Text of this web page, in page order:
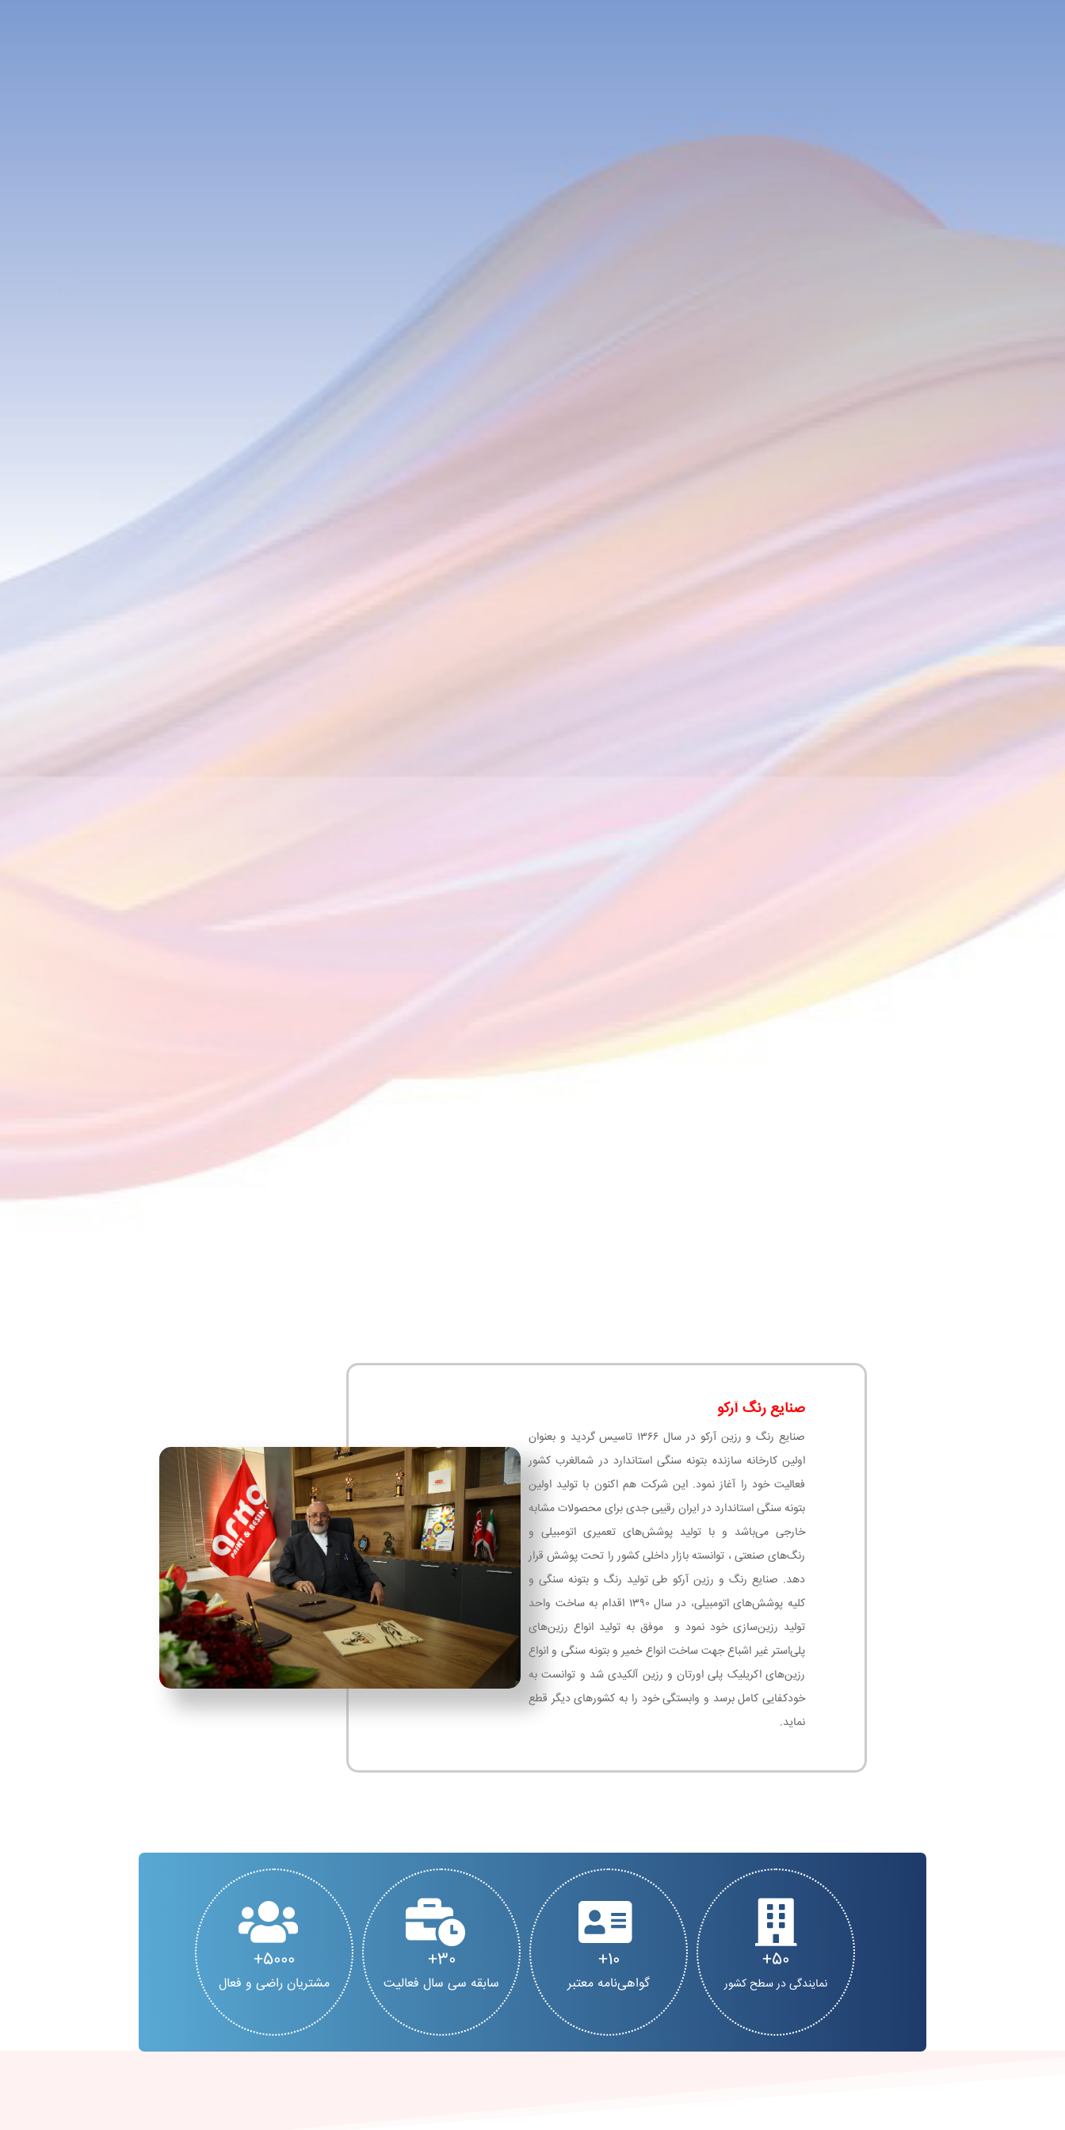
صنایع رنگ آرکو
صنایع رنگ و رزین آرکو در سال ۱۳۶۶ تاسیس گردید و بعنوان
اولین کارخانه سازنده بتونه سنگی استاندارد در شمالغرب کشور
فعالیت خود را آغاز نمود. این شرکت هم اکنون با تولید اولین
بتونه سنگی استاندارد در ایران رقیبی جدی برای محصولات مشابه
خارجی می‌باشد و با تولید پوشش‌های تعمیری اتومبیلی و
رنگ‌های صنعتی ، توانسته بازار داخلی کشور را تحت پوشش قرار
دهد. صنایع رنگ و رزین آرکو طی تولید رنگ و بتونه سنگی و
کلیه پوشش‌های اتومبیلی، در سال ۱۳۹۰ اقدام به ساخت واحد
تولید رزین‌سازی خود نمود و موفق به تولید انواع رزین‌های
پلی‌استر غیر اشباع جهت ساخت انواع خمیر و بتونه سنگی و انواع
رزین‌های اکریلیک پلی اورتان و رزین آلکیدی شد و توانست به
خودکفایی کامل برسد و وابستگی خود را به کشورهای دیگر قطع
نماید.
50
نمایندگی در سطح کشور
10
گواهی‌نامه معتبر
30
سابقه سی سال فعالیت
5000
مشتریان راضی و فعال